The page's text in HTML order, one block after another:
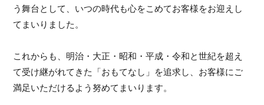
う舞台として、いつの時代も心をこめてお客様をお迎えし
てまいりました。
これからも、明治・大正・昭和・平成・令和と世紀を超え
て受け継がれてきた「おもてなし」を追求し、お客様にご
満足いただけるよう努めてまいります。